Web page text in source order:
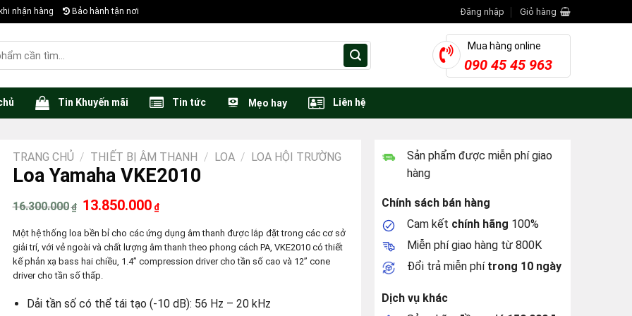
nhận hàng Bảo hành tận nơi Đăng nhập Giỏ hàng
Mua hàng online
090 45 45 963
Tin Khuyến mãi Tin tức Mẹo hay Liên hệ
TRANG CHỦ / THIẾT BỊ ÂM THANH / LOA / LOA HỘI TRƯỜNG
Loa Yamaha VKE2010
16.300.000 ₫
Giá
gốc
16.300.000₫.
13.850.000 ₫Giá
là:
13.850.000₫.
Một hệ thống loa bền bỉ cho các ứng dụng âm thanh được lắp đặt trong các cơ sở
giải trí, với vẻ ngoài và chất lượng âm thanh theo phong cách PA, VKE2010 có thiết
kế phản xạ bass hai chiều, 1.4” compression driver cho tần số cao và 12” cone
driver cho tần số thấp.
Dải tần số có thể tái tạo (-10 dB): 56 Hz – 20 kHz
Sản phẩm được miễn phí giao
hàng
Chính sách bán hàng
Cam kết chính hãng 100%
Miễn phí giao hàng từ 800K
Đổi trả miễn phí trong 10 ngày
Dịch vụ khác